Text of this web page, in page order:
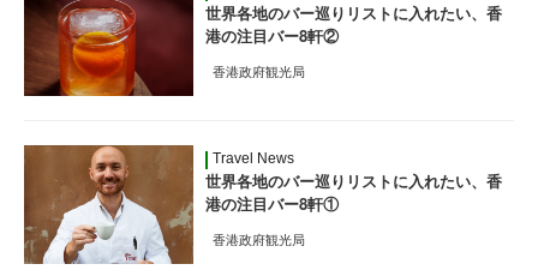
世界各地のバー巡りリストに入れたい、香
港の注目バー8軒②
香港政府観光局
Travel News
世界各地のバー巡りリストに入れたい、香
港の注目バー8軒①
香港政府観光局